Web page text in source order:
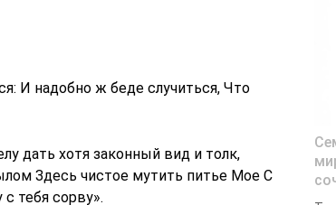
И надобно ж беде случиться, Что
дать хотя законный вид и толк,
Здесь чистое мутить питье Мое С
тебя сорву».